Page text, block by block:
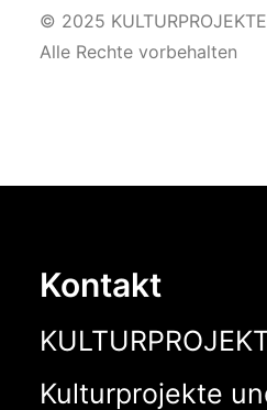
© 2025
Alle Rechte vorbehalten
Kontakt
Kulturprojekte